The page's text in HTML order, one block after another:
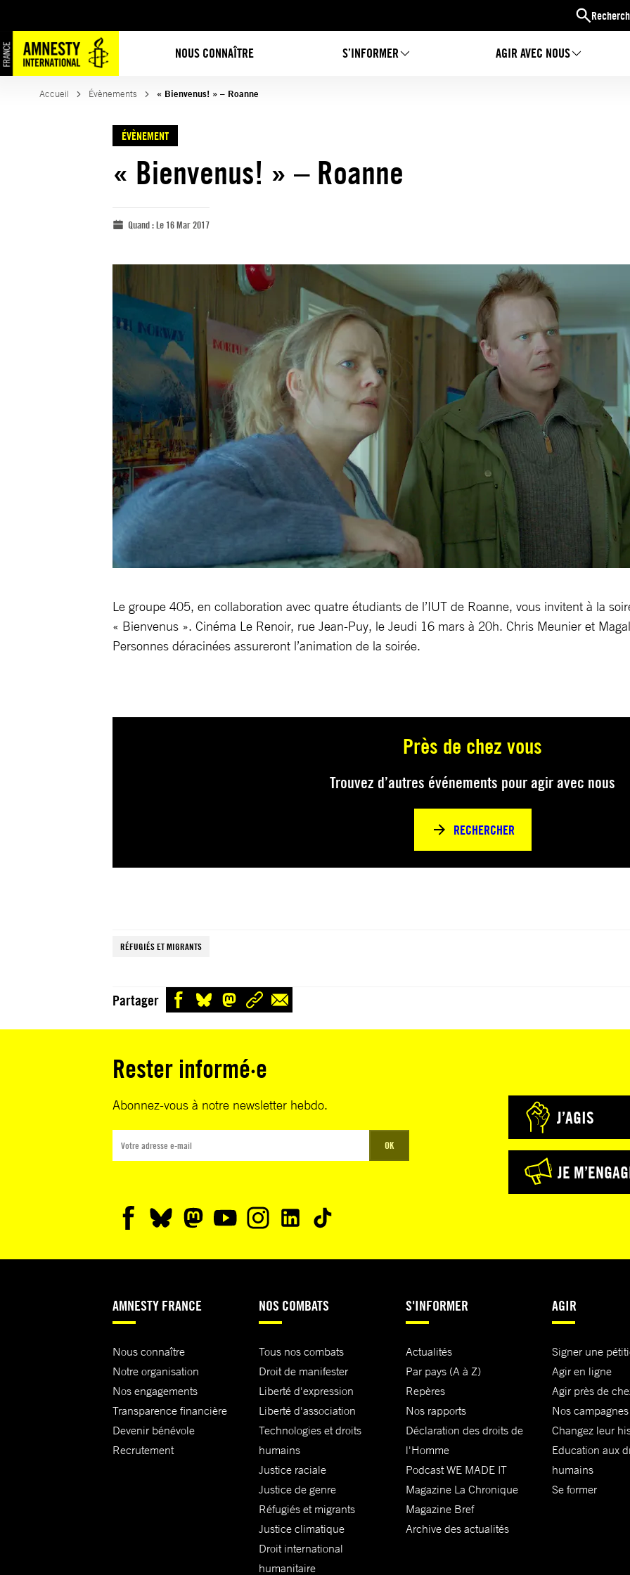
NOUS CONNAÎTRE S’INFORMER AGIR AVEC NOUS
Accueil Évènements « Bienvenus! » – Roanne
ÉVÈNEMENT
« Bienvenus! » – Roanne
Quand :Le 16 Mar 2017
Le groupe 405, en collaboration avec quatre étudiants de l’IUT de Roanne, vous invitent à la
« Bienvenus ». Cinéma Le Renoir, rue Jean-Puy, le Jeudi 16 mars à 20h. Chris Meunier et
Personnes déracinées assureront l’animation de la soirée.
Près de chez vous
Trouvez d’autres événements pour agir avec nous
RECHERCHER
RÉFUGIÉS ET MIGRANTS
Partager
Rester informé·e
Abonnez-vous à notre newsletter hebdo.
OK
J’AGIS
JE
AMNESTY FRANCE
Nous connaître
Notre organisation
Nos engagements
Transparence financière
Devenir bénévole
Recrutement
NOS COMBATS
Tous nos combats
Droit de manifester
Liberté d'expression
Liberté d'association
Technologies et droits
humains
Justice raciale
Justice de genre
Réfugiés et migrants
Justice climatique
Droit international
humanitaire
S'INFORMER
Actualités
Par pays (A à Z)
Repères
Nos rapports
Déclaration des droits de
l'Homme
Podcast WE MADE IT
Magazine La Chronique
Magazine Bref
Archive des actualités
AGIR
Signer une
Agir en ligne
Agir près de
Nos campagnes
Changez leur
Education aux
humains
Se former